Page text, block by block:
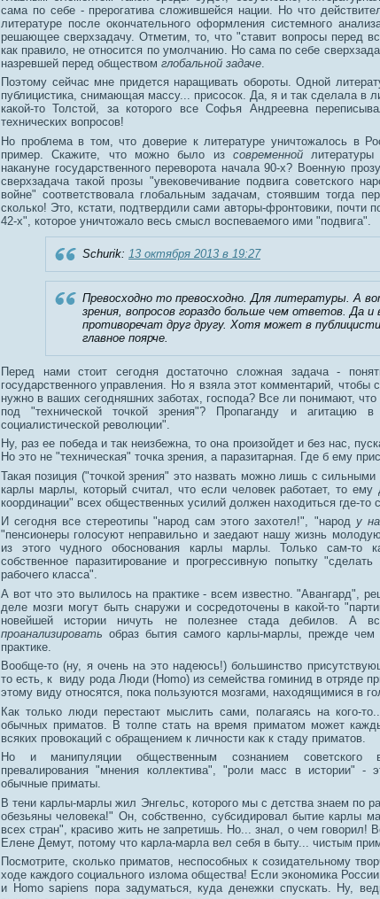
сама по себе - прерогатива сложившейся нации. Но что
литературе после окончательного оформления системного
решающее сверхзадачу. Отметим, то, что "ставит вопросы перед
как правило, не относится по умолчанию. Но сама по себе
назревшей перед обществом глобальной задаче
Поэтому сейчас мне придется наращивать обороты. Одной
публицистика, снимающая массу... присосок. Да, я и так сделала в
какой-то Толстой, за которого все Софья Андреевна
технических вопросов!
Но проблема в том, что доверие к литературе уничтожалось в
пример. Скажите, что можно было из современнойлитературы
накануне государственного переворота начала 90-х? Военную
сверхзадача такой прозы "увековечивание подвига советского
войне" соответствовала глобальным задачам, стоявшим тогда
сколько! Это, кстати, подтвердили сами авторы-фронтовики, почти
42-х", которое уничтожало весь смысл воспеваемого ими "подвига".
Schurik: 13 октября 2013 в 19:27
Превосходно то превосходно. Для литературы. А
зрения, вопросов гораздо больше чем ответов. Да
противоречат друг другу. Хотя может в
главное поярче.
Перед нами стоит сегодня достаточно сложная задача -
государственного управления. Но я взяла этот комментарий, чтобы
нужно в ваших сегодняшних заботах, господа? Все ли понимают,
под "технической точкой зрения"? Пропаганду и агитацию
социалистической революции".
Ну, раз ее победа и так неизбежна, то она произойдет и без нас,
Но это не "техническая" точка зрения, а паразитарная. Где б ему
Такая позиция ("точкой зрения" это назвать можно лишь с сильными
карлы марлы, который считал, что если человек работает, то ему
координации" всех общественных усилий должен находиться где-то
И сегодня все стереотипы "народ сам этого захотел!", "народ у
"пенсионеры голосуют неправильно и заедают нашу жизнь
из этого чудного обоснования карлы марлы. Только сам-то
собственное паразитирование и прогрессивную попытку
рабочего класса".
А вот что это вылилось на практике - всем известно. "Авангард",
деле мозги могут быть снаружи и сосредоточены в какой-то
новейшей истории ничуть не полезнее стада дебилов. А
проанализировать образ бытия самого карлы-марлы, прежде чем
практике.
Вообще-то (ну, я очень на это надеюсь!) большинство
то есть, к виду рода Люди (Homo) из семейства гоминид в отряде
этому виду относятся, пока пользуются мозгами, находящимися в
Как только люди перестают мыслить сами, полагаясь на кого-
обычных приматов. В толпе стать на время приматом может
всяких провокаций с обращением к личности как к стаду приматов.
Но и манипуляции общественным сознанием советского
превалирования "мнения коллектива", "роли масс в истории" -
обычные приматы.
В тени карлы-марлы жил Энгельс, которого мы с детства знаем по
обезьяны человека!" Он, собственно, субсидировал бытие карлы
всех стран", красиво жить не запретишь. Но... знал, о чем говорил!
Елене Демут, потому что карла-марла вел себя в быту... чистым
Посмотрите, сколько приматов, неспособных к созидательному
ходе каждого социального излома общества! Если экономика
и Homo sapiens пора задуматься, куда денежки спускать. Ну,